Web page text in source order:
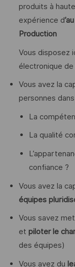
produits à
expérience d
Production
Vous disposez
électronique
Vous avez la
personnes
La
La qualité
confiance ?
Vous avez la
équipes
Vous savez
et piloter le
des équipes)
Vous avez du